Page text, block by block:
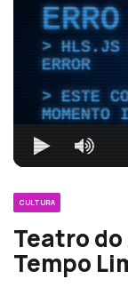
HLS.JS
ERROR
ESTE
CULTURA
Teatro
Tempo